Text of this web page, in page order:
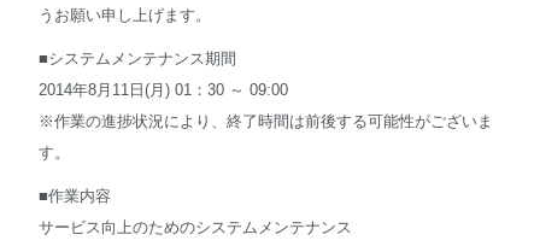
うお願い申し上げます。
■システムメンテナンス期間
2014年8月11日(月) 01：30 ～ 09:00
※作業の進捗状況により、終了時間は前後する可能性がございま
す。
■作業内容
サービス向上のためのシステムメンテナンス